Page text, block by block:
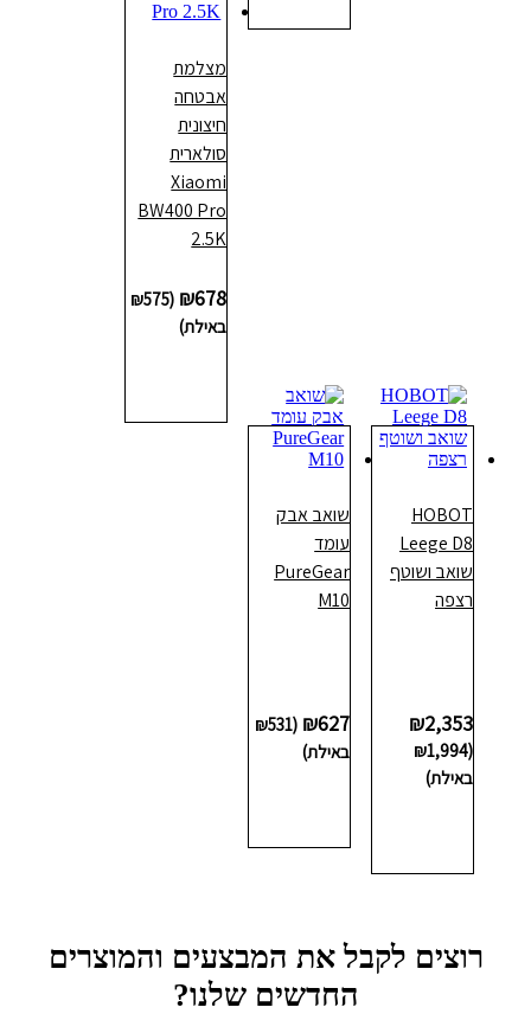
מצלמת
אבטחה
חיצונית
סולארית
Xiaomi
BW400 Pro
2.5K
₪678
(
₪575
באילת)
HOBOT
Leege D8
שואב ושוטף
רצפה
₪2,353
(
₪1,994
באילת)
שואב אבק
עומד
PureGear
M10
₪627
(
₪531
באילת)
רוצים לקבל את המבצעים והמוצרים
החדשים שלנו?